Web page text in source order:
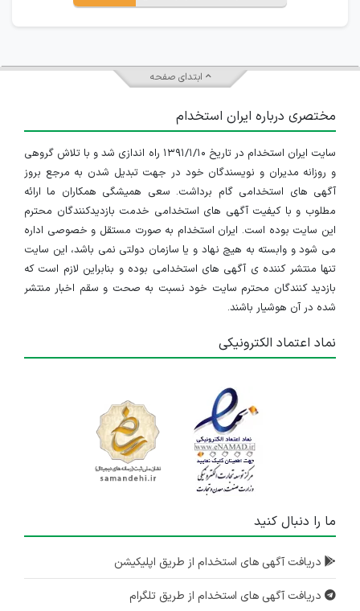
ابتدای صفحه
مختصری درباره ایران استخدام
سایت ایران استخدام در تاریخ ۱۳۹۱/۱/۱۰ راه اندازی شد و با تلاش گروهی
و روزانه مدیران و نویسندگان خود در جهت تبدیل شدن به مرجع بروز
آگهی های استخدامی گام برداشت. سعی همیشگی همکاران ما ارائه
مطلوب و با کیفیت آگهی های استخدامی خدمت بازدیدکنندگان محترم
این سایت بوده است. ایران استخدام به صورت مستقل و خصوصی اداره
می شود و وابسته به هیچ نهاد و یا سازمان دولتی نمی باشد، این سایت
تنها منتشر کننده ی آگهی های استخدامی بوده و بنابراین لازم است که
بازدید کنندگان محترم سایت خود نسبت به صحت و سقم اخبار منتشر
شده در آن هوشیار باشند.
نماد اعتماد الکترونیکی
ما را دنبال کنید
دریافت آگهی های استخدام از طریق اپلیکیشن
دریافت آگهی های استخدام از طریق تلگرام